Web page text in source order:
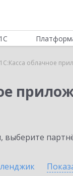
1С:Касса облачное